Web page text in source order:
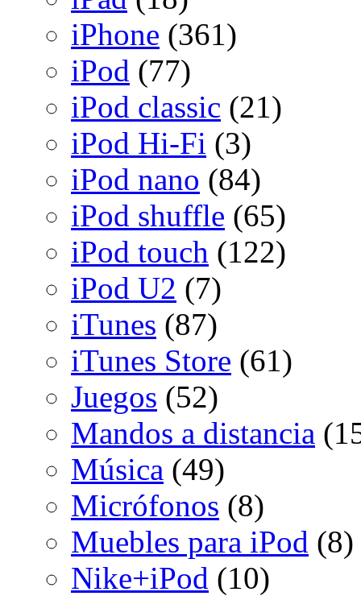
iPhone (361)
iPod (77)
iPod classic (21)
iPod Hi-Fi (3)
iPod nano (84)
iPod shuffle (65)
iPod touch (122)
iPod U2 (7)
iTunes (87)
iTunes Store (61)
Juegos (52)
Mandos a distancia
Música (49)
Micrófonos (8)
Muebles para iPod (8)
Nike+iPod (10)